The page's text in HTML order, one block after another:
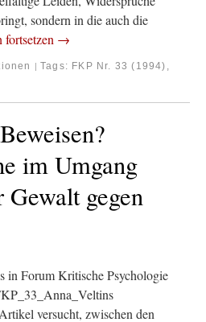
sondern in die auch die
fortsetzen →
| Tags: FKP Nr. 33 (1994) ,
im Umgang
gegen
in Forum Kritische Psychologie
versucht, zwischen den